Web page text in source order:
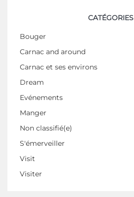
CATÉGORIES
Bouger
Carnac and around
Carnac et ses environs
Dream
Evénements
Manger
Non classifié(e)
S'émerveiller
Visit
Visiter